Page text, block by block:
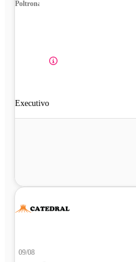
Poltrona
Executivo
09/08